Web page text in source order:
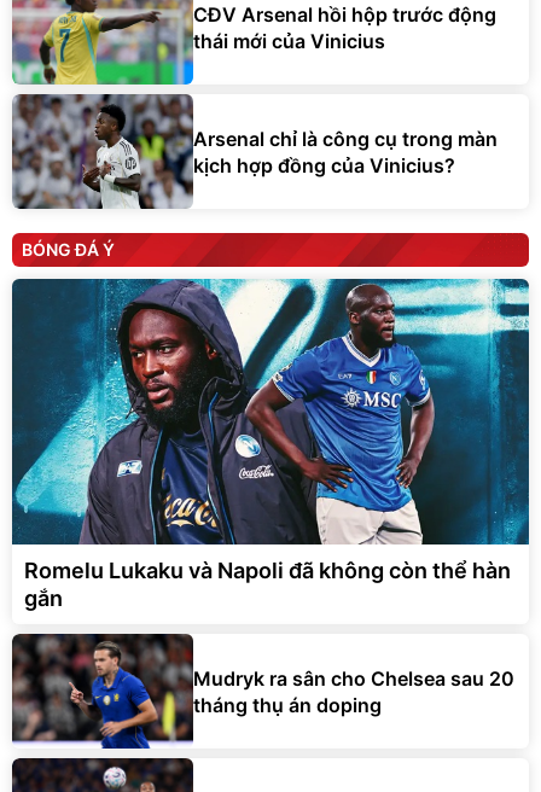
CĐV Arsenal hồi hộp trước động
thái mới của Vinicius
Arsenal chỉ là công cụ trong màn
kịch hợp đồng của Vinicius?
BÓNG ĐÁ Ý
Romelu Lukaku và Napoli đã không còn thể hàn
gắn
Mudryk ra sân cho Chelsea sau 20
tháng thụ án doping